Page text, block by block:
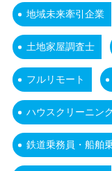
地域未来牽引企業
土地家屋調査士
フルリモート
ハウスクリーニン
鉄道乗務員・船舶